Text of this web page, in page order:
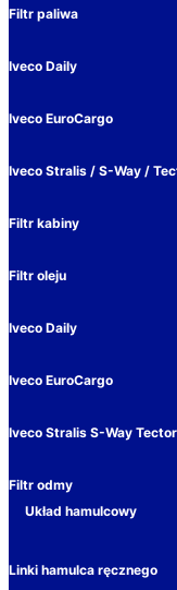
Filtr paliwa
Iveco Daily
Iveco EuroCargo
Iveco Stralis / S-Way /
Filtr kabiny
Filtr oleju
Iveco Daily
Iveco EuroCargo
Iveco Stralis S-Way Tector
Filtr odmy
Układ hamulcowy
Linki hamulca ręcznego